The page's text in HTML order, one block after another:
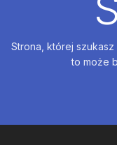
Strona, której szukasz
to może